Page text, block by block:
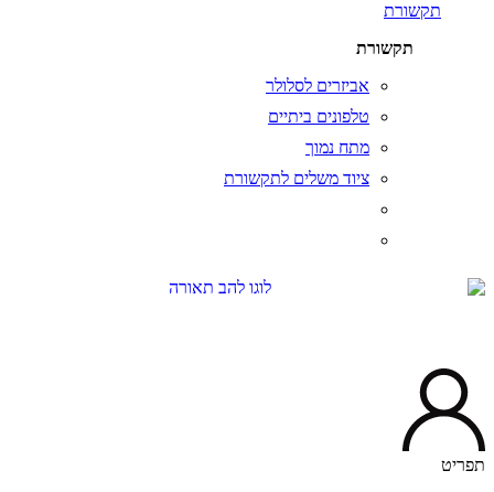
תקשורת
תקשורת
אביזרים לסלולר
טלפונים ביתיים
מתח נמוך
ציוד משלים לתקשורת